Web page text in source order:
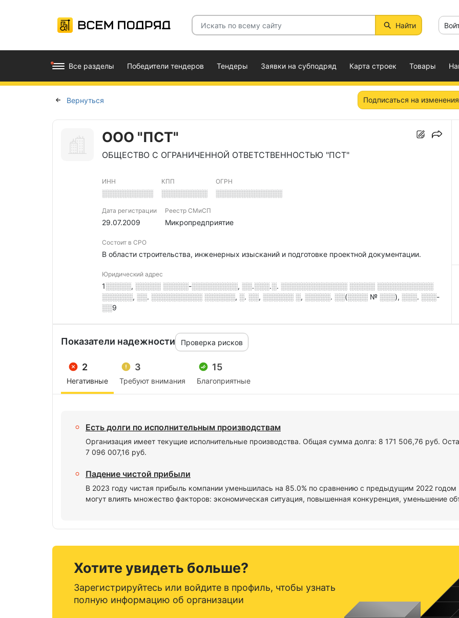
Найти
Все разделы Победители тендеров Тендеры Заявки на субподряд Карта строек Товары
Вернуться Подписаться на изменения
ООО "ПСТ"
ОБЩЕСТВО С ОГРАНИЧЕННОЙ ОТВЕТСТВЕННОСТЬЮ "ПСТ"
ИНН
░░░░░░░░░░
КПП
░░░░░░░░░
ОГРН
░░░░░░░░░░░░░
Дата регистрации
29.07.2009
Реестр СМиСП
Микропредприятие
Состоит в СРО
В области строительства, инженерных изысканий и подготовке проектной документации.
Юридический адрес
1░░░░░, ░░░░░ ░░░░░-░░░░░░░░░, ░░.░░░.░. ░░░░░░░░░░░░░ ░░░░░ ░░░░░░░░░░░
░░░░░░, ░░. ░░░░░░░░░░ ░░░░░░, ░. ░░, ░░░░░░ ░, ░░░░░. ░░(░░░░ № ░░░), ░░░. ░░░-
░░9
Показатели надежности Проверка рисков
2
Негативные
3
Требуют внимания
15
Благоприятные
Есть долги по исполнительным производствам
Организация имеет текущие исполнительные производства. Общая сумма долга: 8 171 506,76 руб.
7 096 007,16 руб.
Падение чистой прибыли
В 2023 году чистая прибыль компании уменьшилась на 85.0% по сравнению с предыдущим 2022
могут влиять множество факторов: экономическая ситуация, повышенная конкуренция, уменьшение
Хотите увидеть больше?
Зарегистрируйтесь или войдите в профиль, чтобы узнать
полную информацию об организации